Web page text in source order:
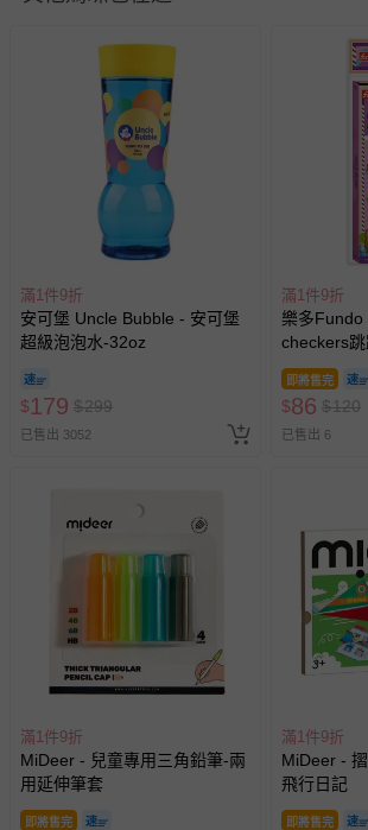
如需退換貨，請於收到商品7天（含例假
瑕疵退換貨所產生的運費，將由媽咪愛
退貨，您可至『查詢訂單』>『已出貨』
並點選『我要退貨』即可進行申請。若
至媽咪愛LINE@客服ID: @mamilove
我
與服務，謝謝。
針對滿件折/滿額贈…等活動，如因部份
留商品未達活動門檻，將以原價計算，
回。
部分商品依據消費者保護法的規定，不
豫期範圍：
易於腐敗、保存期限較短或解約時
報紙、期刊或雜誌（惟書籍如經拆封
新費用）。
經消費者拆封之影音商品或電腦軟體
非以有形媒介提供之數位內容或一經
上服務，經消費者事先同意始提供（
戲或活動點數等）。
已拆封之以下類型商品：
-個人衛生用品（例如尿布、貼身衣
墊、寢具類等）。
-新生兒親膚衣物（嬰幼兒包巾與背
滿1件9折
安可堡 Uncle Bubble - 安可堡
超級泡泡水-32oz
$179 $299
已售出 3052
滿1件9折
樂多Fundo
checkers
即將售完
$86 $120
已售出 6
滿1件9折
MiDeer - 兒童專用三角鉛筆-兩
用延伸筆套
即將售完
滿1件9折
MiDeer -
飛行日記
即將售完